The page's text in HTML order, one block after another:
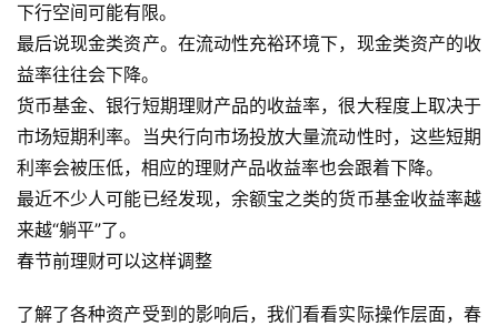
开
源
代
码
常
用
链
接
下行空间可能有限。
最后说现金类资产。在流动性充裕环境下，现金类资产的收
益率往往会下降。
货币基金、银行短期理财产品的收益率，很大程度上取决于
市场短期利率。当央行向市场投放大量流动性时，这些短期
利率会被压低，相应的理财产品收益率也会跟着下降。
最近不少人可能已经发现，余额宝之类的货币基金收益率越
来越“躺平”了。
春节前理财可以这样调整
了解了各种资产受到的影响后，我们看看实际操作层面，春